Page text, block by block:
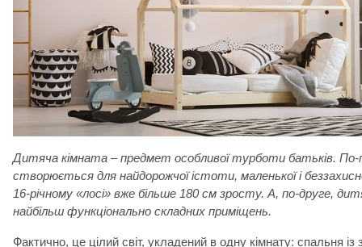
Дитяча кімната – предмет особливої ​​турботи батьків.
створюється для найдорожчої істоти, маленької і
16-річному «лосі» вже більше 180 см зросту. А, по-друге,
найбільш функціонально складних приміщень.
Фактично, це цілий світ, укладений в одну кімнату: спальня із